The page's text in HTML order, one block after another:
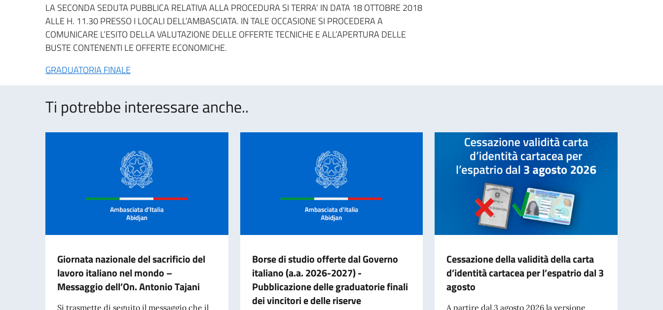
LA SECONDA SEDUTA PUBBLICA RELATIVA ALLA PROCEDURA SI TERRA’ IN DATA 18 OTTOBRE 2018
ALLE H. 11.30 PRESSO I LOCALI DELL’AMBASCIATA. IN TALE OCCASIONE SI PROCEDERA A
COMUNICARE L’ESITO DELLA VALUTAZIONE DELLE OFFERTE TECNICHE E ALL’APERTURA DELLE
BUSTE CONTENENTI LE OFFERTE ECONOMICHE.
GRADUATORIA FINALE
Ti potrebbe interessare anche..
Giornata nazionale del sacrificio del
lavoro italiano nel mondo –
Messaggio dell’On. Antonio Tajani
Si trasmette di seguito il messaggio che il
Borse di studio offerte dal Governo
italiano (a.a. 2026-2027) -
Pubblicazione delle graduatorie finali
dei vincitori e delle riserve
Cessazione della validità della carta
d’identità cartacea per l’espatrio dal 3
agosto
A partire dal 3 agosto 2026 la versione